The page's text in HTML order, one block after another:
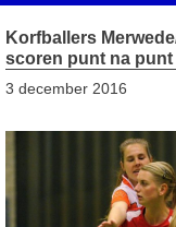
Korfballers
scoren punt na punt
3 december 2016